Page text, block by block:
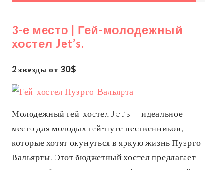
3-е место | Гей-молодежный
хостел Jet’s.
2 звезды от 30$
Молодежный гей-хостел Jet’s — идеальное
место для молодых гей-путешественников,
которые хотят окунуться в яркую жизнь Пуэрто-
Вальярты. Этот бюджетный хостел предлагает